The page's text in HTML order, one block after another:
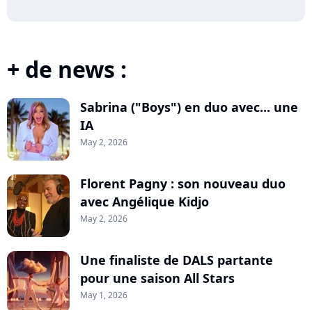
+ de news :
Sabrina ("Boys") en duo avec... une
IA
May 2, 2026
Florent Pagny : son nouveau duo
avec Angélique Kidjo
May 2, 2026
Une finaliste de DALS partante
pour une saison All Stars
May 1, 2026